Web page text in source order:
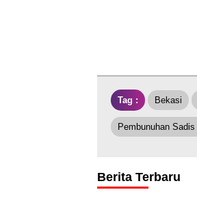
Tag : Bekasi
Pembunuhan
Berita Terbaru